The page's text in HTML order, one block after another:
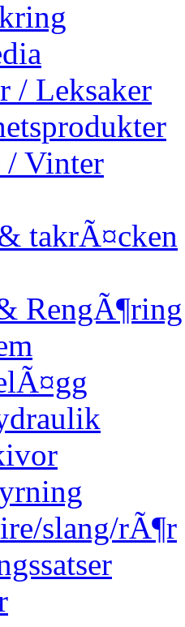
/ Leksaker
/ Vinter
takrÃ¤cken
RengÃ¶ring
slang/rÃ¶r